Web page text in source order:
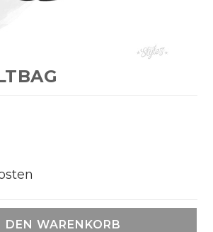
DEN WARENKORB